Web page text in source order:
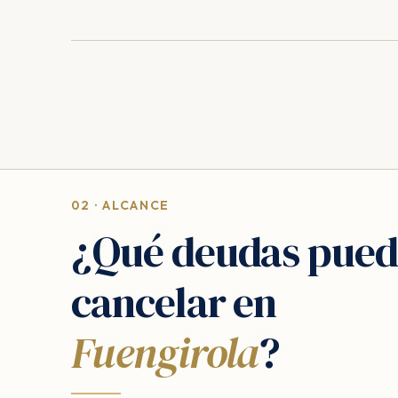
02 · ALCANCE
¿Qué deudas
cancelar en
Fuengirola?